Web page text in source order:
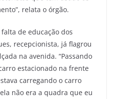
relata o órgão.
de educação dos
recepcionista, já flagrou
na avenida. “Passando
estacionado na frente
carregando o carro
não era a quadra que eu